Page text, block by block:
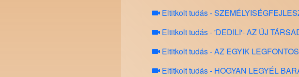
Eltitkolt tudás -
Eltitkolt tudás - 'DEDILI'- AZ ÚJ
Eltitkolt tudás - AZ EGYIK
Eltitkolt tudás - HOGYAN LEGYÉL